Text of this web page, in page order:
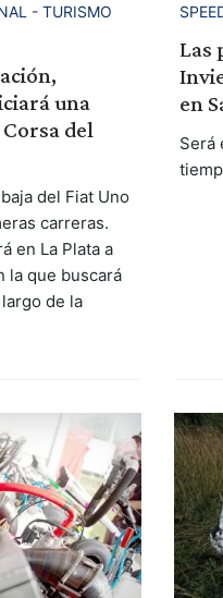
- TURISMO
una
del
del Fiat Uno
carreras.
en La Plata a
la que buscará
de la
Las
en
Será